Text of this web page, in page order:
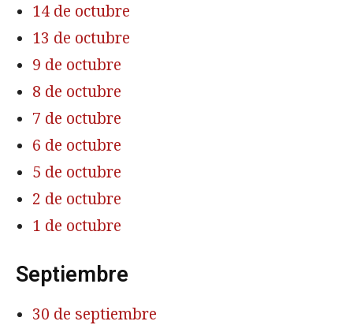
14 de octubre
13 de octubre
9 de octubre
8 de octubre
7 de octubre
6 de octubre
5 de octubre
2 de octubre
1 de octubre
Septiembre
30 de septiembre